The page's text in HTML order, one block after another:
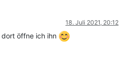
18. Juli 2021, 20:12
öffne ich ihn